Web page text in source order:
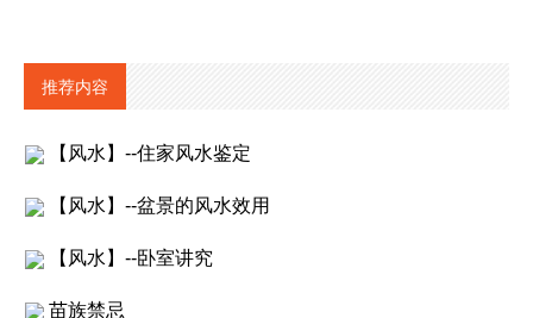
推荐内容
【风水】--住家风水鉴定
【风水】--盆景的风水效用
【风水】--卧室讲究
苗族禁忌